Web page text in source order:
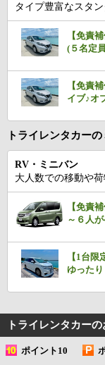
トライレンタカー
ポイント10
タイプ豊富なスタ
【免責
(５名定
【免責
イブ♪オ
トライレンタカー
RV・ミニバン
大人数での移動や
【免責
～６人
【1台
ゆった